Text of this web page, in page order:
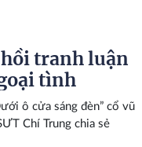
là hướng dẫn chi tiết.
tranh luận
tình
ô cửa sáng đèn” cổ vũ
Chí Trung chia sẻ